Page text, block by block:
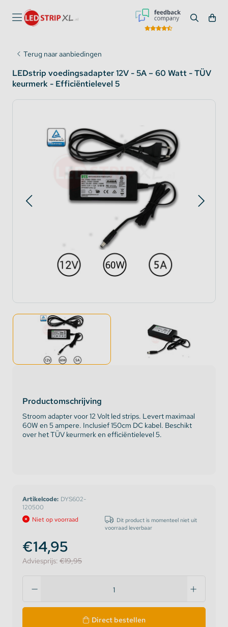
Terug naar aanbiedingen
LEDstrip voedingsadapter 12V - 5A – 60 Watt - TÜV
keurmerk - Efficiëntielevel 5
Productomschrijving
Stroom adapter voor 12 Volt led strips. Levert maximaal
60W en 5 ampere. Inclusief 150cm DC kabel. Beschikt
over het TÜV keurmerk en efficiëntielevel 5.
Artikelcode: DYS602-
120500
Niet op voorraad
Dit product is momenteel niet uit
voorraad leverbaar
€14,95
Adviesprijs: €19,95
Direct bestellen